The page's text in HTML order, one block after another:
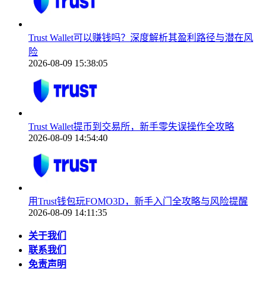
Trust Wallet可以赚钱吗？深度解析其盈利路径与潜在风
险
2026-08-09 15:38:05
Trust Wallet提币到交易所，新手零失误操作全攻略
2026-08-09 14:54:40
用Trust钱包玩FOMO3D，新手入门全攻略与风险提醒
2026-08-09 14:11:35
关于我们
联系我们
免责声明